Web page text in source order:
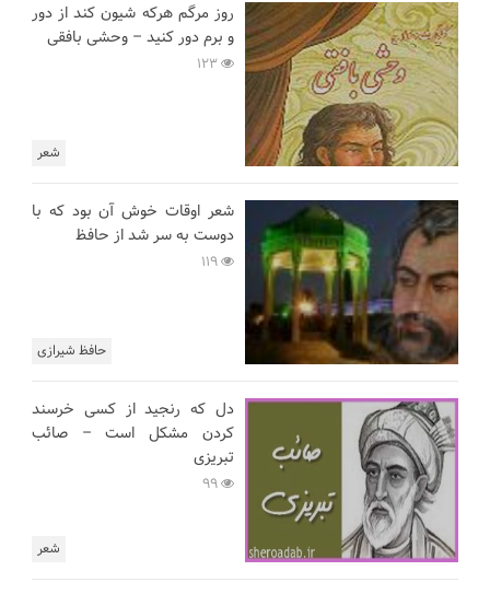
شعر
روز مرگم هرکه شیون کند از دور
و برم دور کنید – وحشی بافقی
حافظ شیرازی
شعر اوقات خوش آن بود که با
دوست به سر شد از حافظ
شعر
دل که رنجید از کسی خرسند
کردن مشکل است – صائب
تبریزی